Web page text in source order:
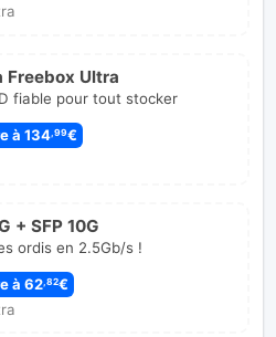
Freebox Ultra
fiable pour tout stocker
à 134 ,99€
+ SFP 10G
ordis en 2.5Gb/s !
à 62,82€